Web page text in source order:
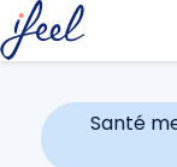
Santé